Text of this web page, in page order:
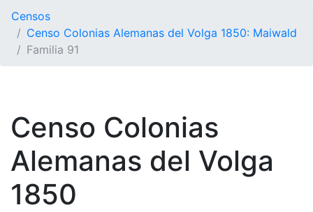
Censos
Censo Colonias Alemanas del Volga 1850: Maiwald
Familia 91
Censo Colonias
Alemanas del Volga
1850